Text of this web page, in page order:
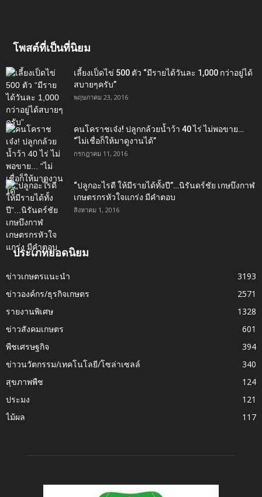
โพสต์ที่เป็นที่นิยม
เลี้ยงเป็ดไข่ 500 ตัว “มีรายได้วันละ 1,000 กว่าอยู่ได้
สบายๆครับ”
พฤษภาคม 23, 2016
คนโคราชเจ๋ง! ปลูกกล้วยน้ำว้า 40 ไร่ ไม่พอขาย…
“ไม่เชื่อก็ให้มาดูงานได้”‬
กรกฎาคม 11, 2016
“ปลูกอะไรดี ให้มีรายได้ทั้งปี”…นิรันดร์ชัย เกษบึงกาฬ
เกษตรกรหัวใจแกร่ง มีคำตอบ
สิงหาคม 1, 2016
ประเภทยอดนิยม
ข่าวเกษตรแนะนำ
3193
ข่าวองค์กร/ธุรกิจเกษตร
2571
รายงานพิเศษ
1328
ข่าวสังคมเกษตร
601
พืชเศรษฐกิจ
394
ข่าวนวัตกรรม/เทคโนโลยี/โซล่าเซลล์
340
สุขภาพพืช
124
ประมง
121
ไม้ผล
117